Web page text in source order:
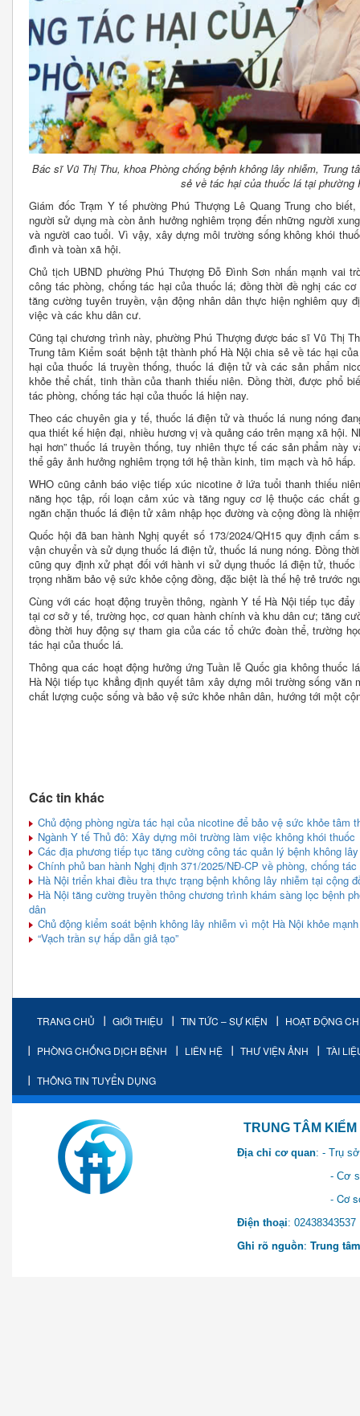
Bác sĩ Vũ Thị Thu, khoa Phòng chống bệnh không lây nhiễm, Trung
sẻ về tác hại của thuốc lá tại phường
Giám đốc Trạm Y tế phường Phú Thượng Lê Quang Trung cho
người sử dụng mà còn ảnh hưởng nghiêm trọng đến những người
và người cao tuổi. Vì vậy, xây dựng môi trường sống không khói
đình và toàn xã hội.
Chủ tịch UBND phường Phú Thượng Đỗ Đình Sơn nhấn mạnh vai
công tác phòng, chống tác hại của thuốc lá; đồng thời đề nghị các
tăng cường tuyên truyền, vận động nhân dân thực hiện nghiêm quy
việc và các khu dân cư.
Cũng tại chương trình này, phường Phú Thượng được bác sĩ Vũ Thị
Trung tâm Kiểm soát bệnh tật thành phố Hà Nội chia sẻ về tác hại
hại của thuốc lá truyền thống, thuốc lá điện tử và các sản phẩm
khỏe thể chất, tinh thần của thanh thiếu niên. Đồng thời, được phổ
tác phòng, chống tác hại của thuốc lá hiện nay.
Theo các chuyên gia y tế, thuốc lá điện tử và thuốc lá nung nóng
qua thiết kế hiện đại, nhiều hương vị và quảng cáo trên mạng xã hội.
hại hơn” thuốc lá truyền thống, tuy nhiên thực tế các sản phẩm này
thể gây ảnh hưởng nghiêm trọng tới hệ thần kinh, tim mạch và hô hấp.
WHO cũng cảnh báo việc tiếp xúc nicotine ở lứa tuổi thanh thiếu
năng học tập, rối loạn cảm xúc và tăng nguy cơ lệ thuộc các chất
ngăn chặn thuốc lá điện tử xâm nhập học đường và cộng đồng là
Quốc hội đã ban hành Nghị quyết số 173/2024/QH15 quy định cấm
vận chuyển và sử dụng thuốc lá điện tử, thuốc lá nung nóng. Đồng
cũng quy định xử phạt đối với hành vi sử dụng thuốc lá điện tử,
trọng nhằm bảo vệ sức khỏe cộng đồng, đặc biệt là thế hệ trẻ trước
Cùng với các hoạt động truyền thông, ngành Y tế Hà Nội tiếp tục
tại cơ sở y tế, trường học, cơ quan hành chính và khu dân cư; tăng
đồng thời huy động sự tham gia của các tổ chức đoàn thể, trường
tác hại của thuốc lá.
Thông qua các hoạt động hưởng ứng Tuần lễ Quốc gia không thuốc
Hà Nội tiếp tục khẳng định quyết tâm xây dựng môi trường sống văn
chất lượng cuộc sống và bảo vệ sức khỏe nhân dân, hướng tới một
Các tin khác
Chủ động phòng ngừa tác hại của nicotine để bảo vệ sức khỏe tâm
Ngành Y tế Thủ đô: Xây dựng môi trường làm việc không khói thuốc
Các địa phương tiếp tục tăng cường công tác quản lý bệnh không
Chính phủ ban hành Nghị định 371/2025/NĐ-CP về phòng, chống
Hà Nội triển khai điều tra thực trạng bệnh không lây nhiễm tại cộng
Hà Nội tăng cường truyền thông chương trình khám sàng lọc bệnh
dân
Chủ động kiểm soát bệnh không lây nhiễm vì một Hà Nội khỏe mạnh
“Vạch trần sự hấp dẫn giả tạo”
TRANG CHỦ GIỚI THIỆU TIN TỨC – SỰ KIỆN HOẠT ĐỘNG
PHÒNG CHỐNG DỊCH BỆNH LIÊN HỆ THƯ VIỆN ẢNH TÀI
THÔNG TIN TUYỂN DỤNG
TRUNG TÂM KIỂM SOÁT
Địa chỉ cơ quan: - Trụ
- Cơ sở 2: Khu Hành
- Cơ sở 3: Số 1 Ngõ 2
Điện thoại:
Ghi rõ nguồn: Trung